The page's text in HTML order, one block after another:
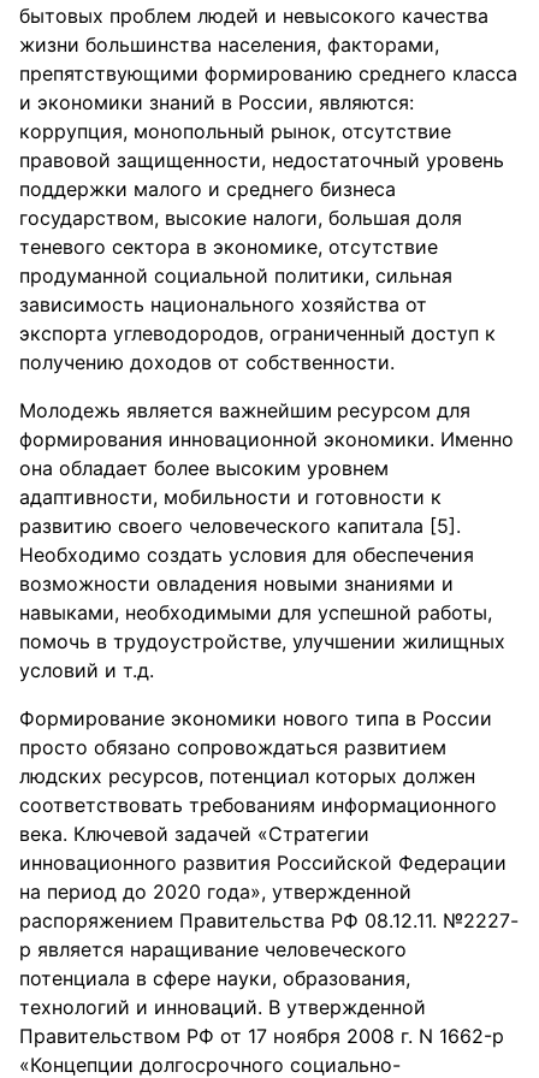
бытовых проблем людей и невысокого качества
жизни большинства населения, факторами,
препятствующими формированию среднего класса
и экономики знаний в России, являются:
коррупция, монопольный рынок, отсутствие
правовой защищенности, недостаточный уровень
поддержки малого и среднего бизнеса
государством, высокие налоги, большая доля
теневого сектора в экономике, отсутствие
продуманной социальной политики, сильная
зависимость национального хозяйства от
экспорта углеводородов, ограниченный доступ к
получению доходов от собственности.
Молодежь является важнейшим ресурсом для
формирования инновационной экономики. Именно
она обладает более высоким уровнем
адаптивности, мобильности и готовности к
развитию своего человеческого капитала [5].
Необходимо создать условия для обеспечения
возможности овладения новыми знаниями и
навыками, необходимыми для успешной работы,
помочь в трудоустройстве, улучшении жилищных
условий и т.д.
Формирование экономики нового типа в России
просто обязано сопровождаться развитием
людских ресурсов, потенциал которых должен
соответствовать требованиям информационного
века. Ключевой задачей «Стратегии
инновационного развития Российской Федерации
на период до 2020 года», утвержденной
распоряжением Правительства РФ 08.12.11. №2227-
р является наращивание человеческого
потенциала в сфере науки, образования,
технологий и инноваций. В утвержденной
Правительством РФ от 17 ноября 2008 г. N 1662-р
«Концепции долгосрочного социально-